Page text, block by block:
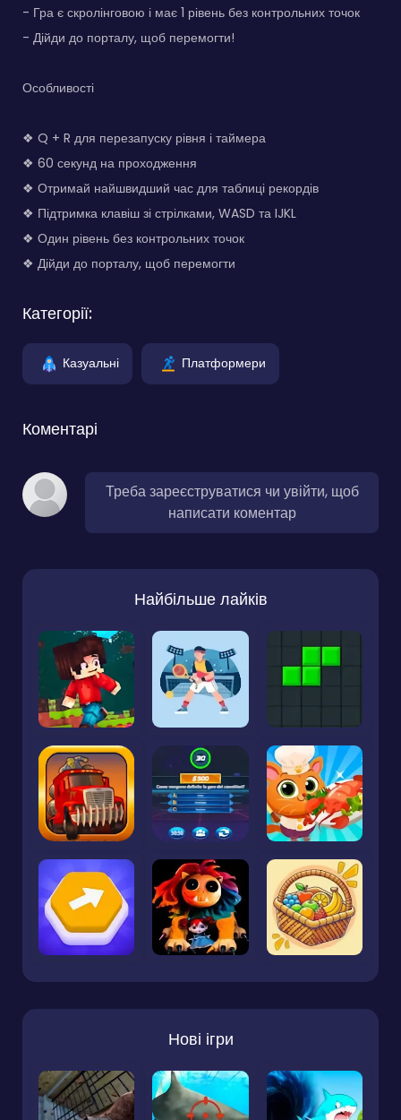
- Гра є скролінговою і має 1 рівень без контрольних точок
- Дійди до порталу, щоб перемогти!
Особливості
❖ Q + R для перезапуску рівня і таймера
❖ 60 секунд на проходження
❖ Отримай найшвидший час для таблиці рекордів
❖ Підтримка клавіш зі стрілками, WASD та IJKL
❖ Один рівень без контрольних точок
❖ Дійди до порталу, щоб перемогти
Категорії:
Казуальні Платформери
Коментарі
Треба зареєструватися чи увійти, щоб
написати коментар
Найбільше лайків
Нові ігри